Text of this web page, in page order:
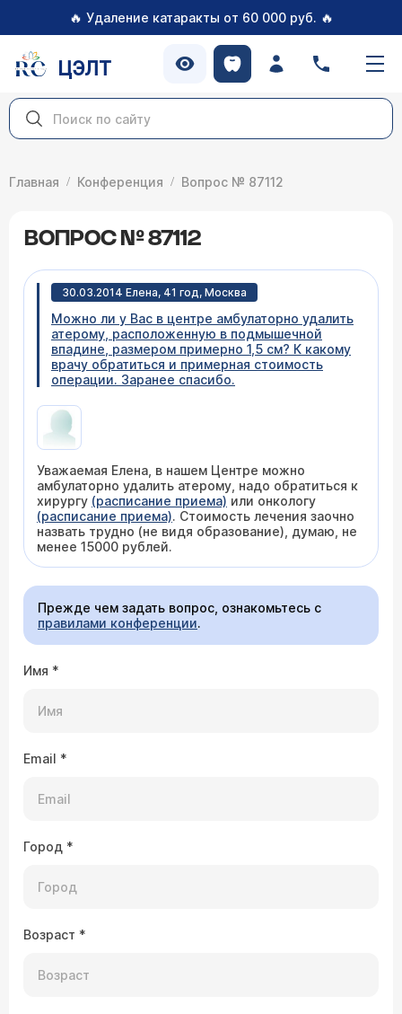
🔥 Удаление катаракты от 60 000 руб. 🔥
ЦЭЛТ
Главная Конференция Вопрос № 87112
ВОПРОС № 87112
30.03.2014 Елена, 41 год, Москва
Можно ли у Вас в центре амбулаторно удалить
атерому, расположенную в подмышечной
впадине, размером примерно 1,5 см? К какому
врачу обратиться и примерная стоимость
операции. Заранее спасибо.
Уважаемая Елена, в нашем Центре можно
амбулаторно удалить атерому, надо обратиться к
хирургу (расписание приема) или онкологу
(расписание приема). Стоимость лечения заочно
назвать трудно (не видя образование), думаю, не
менее 15000 рублей.
Прежде чем задать вопрос, ознакомьтесь с
правилами конференции.
Имя *
Email *
Город *
Возраст *